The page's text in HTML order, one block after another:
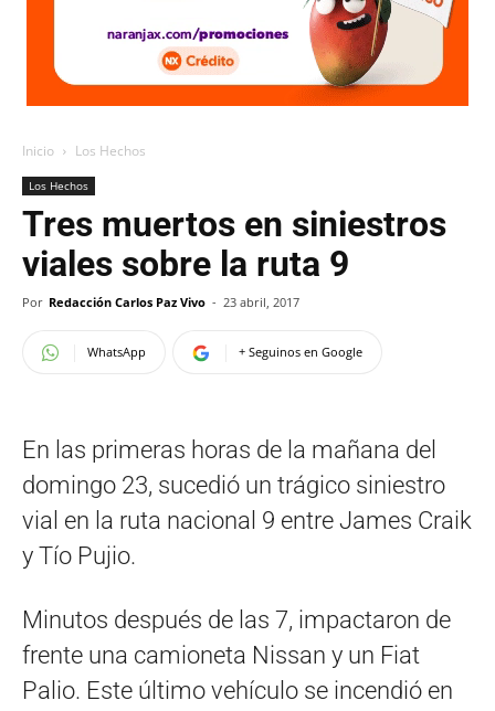
Inicio Los Hechos
Los Hechos
Tres muertos en siniestros
viales sobre la ruta 9
Por Redacción Carlos Paz Vivo - 23 abril, 2017
WhatsApp + Seguinos en Google
En las primeras horas de la mañana del
domingo 23, sucedió un trágico siniestro
vial en la ruta nacional 9 entre James Craik
y Tío Pujio.
Minutos después de las 7, impactaron de
frente una camioneta Nissan y un Fiat
Palio. Este último vehículo se incendió en